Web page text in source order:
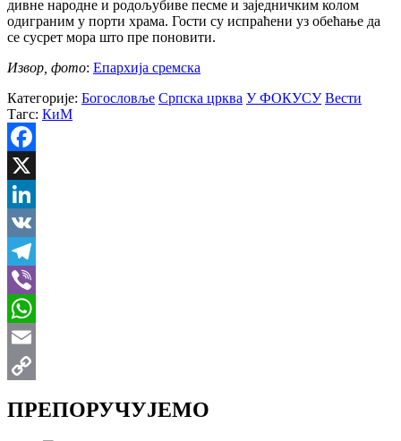
дивне народне и родољубиве песме и заједничким колом
одиграним у порти храма. Гости су испраћени уз обећање да
се сусрет мора што пре поновити.
Извор, фото: Епархија сремска
Категорије: Богословље Српска црква У ФОКУСУ Вести
Тагс: КиМ
Facebook
X
LinkedIn
VK
Telegram
Viber
WhatsApp
Email
ПРЕПОРУЧУЈЕМО